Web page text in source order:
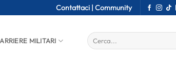
Contattaci | Community
MILITARI